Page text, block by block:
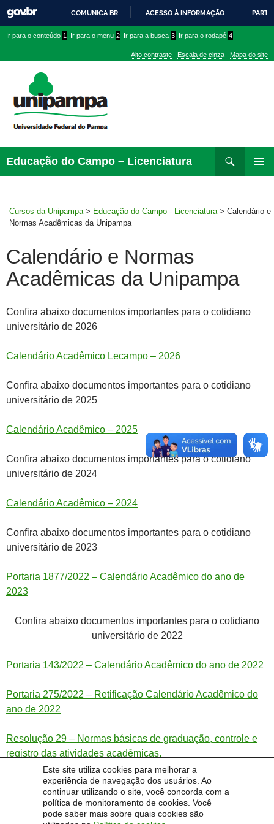
Este site utiliza cookies para melhorar a
experiência de navegação dos usuários. Ao
continuar utilizando o site, você concorda com a
política de monitoramento de cookies. Você
pode saber mais sobre quais cookies são
PARA
CONTEÚDO
COMUNICA BR ACESSO À INFORMAÇÃO
conteúdo
menu
superior
menu
Ir para o conteúdo 1 Ir para o menu 2 Ir para a busca 3 Ir para o rodapé 4
Alto contraste Escala de cinza Mapa do site
Educação do Campo – Licenciatura
para
Cursos da Unipampa > Educação do Campo - Licenciatura > Calendário e
Normas Acadêmicas da Unipampa
Calendário e Normas
Acadêmicas da Unipampa
Confira abaixo documentos importantes para o cotidiano
universitário de 2026
Calendário Acadêmico Lecampo – 2026
Confira abaixo documentos importantes para o cotidiano
universitário de 2025
Calendário Acadêmico – 2025
Confira abaixo documentos importantes para o cotidiano
universitário de 2024
Calendário Acadêmico – 2024
Confira abaixo documentos importantes para o cotidiano
universitário de 2023
Portaria 1877/2022 – Calendário Acadêmico do ano de
2023
Confira abaixo documentos importantes para o cotidiano
universitário de 2022
Portaria 143/2022 – Calendário Acadêmico do ano de 2022
Portaria 275/2022 – Retificação Calendário Acadêmico do
ano de 2022
Resolução 29 – Normas básicas de graduação, controle e
registro das atividades acadêmicas.